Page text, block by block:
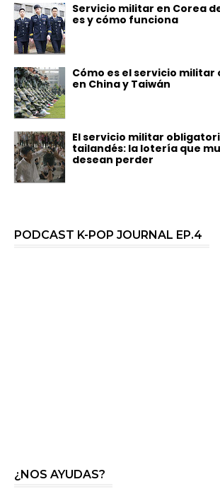
Servicio militar en Corea
es y cómo funciona
Cómo es el servicio
en China y Taiwán
El servicio militar
tailandés: la lotería que
desean perder
PODCAST K-POP JOURNAL EP.4
¿NOS AYUDAS?